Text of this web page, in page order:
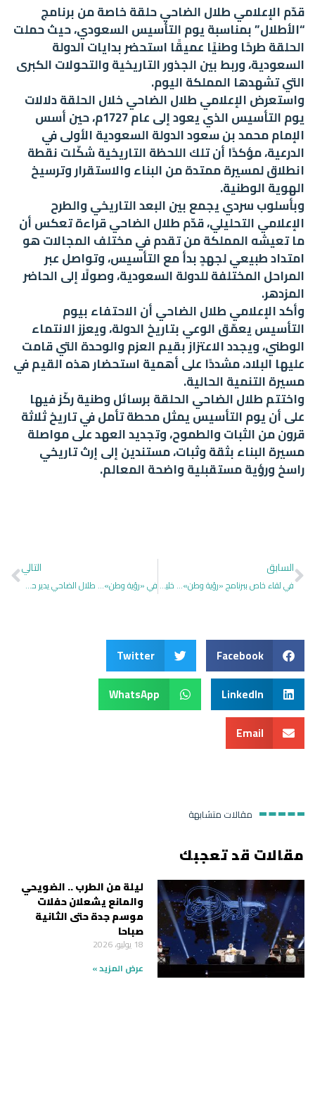
قدّم الإعلامي طلال الضاحي حلقة خاصة من برنامج
“الأطلال” بمناسبة يوم التأسيس السعودي، حيث حملت
الحلقة طرحًا وطنيًا عميقًا استحضر بدايات الدولة
السعودية، وربط بين الجذور التاريخية والتحولات الكبرى
التي تشهدها المملكة اليوم.
واستعرض الإعلامي طلال الضاحي خلال الحلقة دلالات
يوم التأسيس الذي يعود إلى عام 1727م، حين أسس
الإمام محمد بن سعود الدولة السعودية الأولى في
الدرعية، مؤكدًا أن تلك اللحظة التاريخية شكّلت نقطة
انطلاق لمسيرة ممتدة من البناء والاستقرار وترسيخ
الهوية الوطنية.
وبأسلوب سردي يجمع بين البعد التاريخي والطرح
الإعلامي التحليلي، قدّم طلال الضاحي قراءة تعكس أن
ما تعيشه المملكة من تقدم في مختلف المجالات هو
امتداد طبيعي لجهدٍ بدأ مع التأسيس، وتواصل عبر
المراحل المختلفة للدولة السعودية، وصولًا إلى الحاضر
المزدهر.
وأكد الإعلامي طلال الضاحي أن الاحتفاء بيوم
التأسيس يعمّق الوعي بتاريخ الدولة، ويعزز الانتماء
الوطني، ويجدد الاعتزاز بقيم العزم والوحدة التي قامت
عليها البلاد، مشددًا على أهمية استحضار هذه القيم في
مسيرة التنمية الحالية.
واختتم طلال الضاحي الحلقة برسائل وطنية ركّز فيها
على أن يوم التأسيس يمثل محطة تأمل في تاريخ ثلاثة
قرون من الثبات والطموح، وتجديد العهد على مواصلة
مسيرة البناء بثقة وثبات، مستندين إلى إرث تاريخي
راسخ ورؤية مستقبلية واضحة المعالم.
السابق
في لقاء خاص ببرنامج «رؤية وطن»… خليل الزياني: دولتنا قامت على التوحيد واستمرت عليه بتتابع الملوك
التالي
في «رؤية وطن»… طلال الضاحي يدير حوارًا وطنيًا مع د. عبدالرحمن الرميزان حول دلالات يوم التأسيس
Facebook
Twitter
LinkedIn
WhatsApp
Email
مقالات متشابهة
مقالات قد تعجبك
ليلة من الطرب .. الضويحي
والمانع يشعلان حفلات
موسم جدة حتى الثانية
صباحا
18 يوليو، 2026
عرض المزيد »